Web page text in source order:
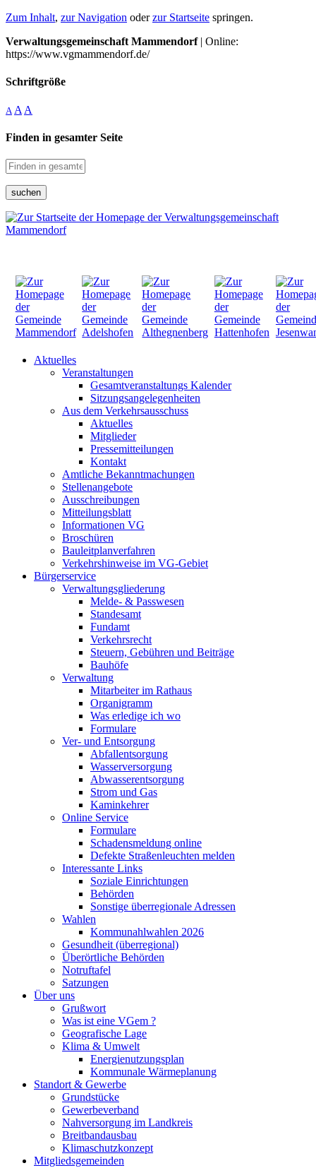
Zum Inhalt, zur Navigation oderzur Startseite springen.
Verwaltungsgemeinschaft Mammendorf| Online:
https://www.vgmammendorf.de/
Schriftgröße
A A A
Finden in gesamter Seite
suchen
Aktuelles
Veranstaltungen
Gesamtveranstaltungs Kalender
Sitzungsangelegenheiten
Aus dem Verkehrsausschuss
Aktuelles
Mitglieder
Pressemitteilungen
Kontakt
Amtliche Bekanntmachungen
Stellenangebote
Ausschreibungen
Mitteilungsblatt
Informationen VG
Broschüren
Bauleitplanverfahren
Verkehrshinweise im VG-Gebiet
Bürgerservice
Verwaltungsgliederung
Melde- & Passwesen
Standesamt
Fundamt
Verkehrsrecht
Steuern, Gebühren und Beiträge
Bauhöfe
Verwaltung
Mitarbeiter im Rathaus
Organigramm
Was erledige ich wo
Formulare
Ver- und Entsorgung
Abfallentsorgung
Wasserversorgung
Abwasserentsorgung
Strom und Gas
Kaminkehrer
Online Service
Formulare
Schadensmeldung online
Defekte Straßenleuchten melden
Interessante Links
Soziale Einrichtungen
Behörden
Sonstige überregionale Adressen
Wahlen
Kommunahlwahlen 2026
Gesundheit (überregional)
Überörtliche Behörden
Notruftafel
Satzungen
Über uns
Grußwort
Was ist eine VGem ?
Geografische Lage
Klima & Umwelt
Energienutzungsplan
Kommunale Wärmeplanung
Standort & Gewerbe
Grundstücke
Gewerbeverband
Nahversorgung im Landkreis
Breitbandausbau
Klimaschutzkonzept
Mitgliedsgemeinden